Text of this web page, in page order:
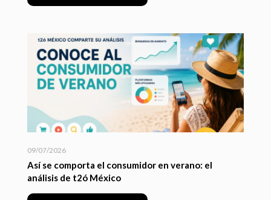
09/07/2026
Así se comporta el consumidor en verano: el
análisis de t2ó México